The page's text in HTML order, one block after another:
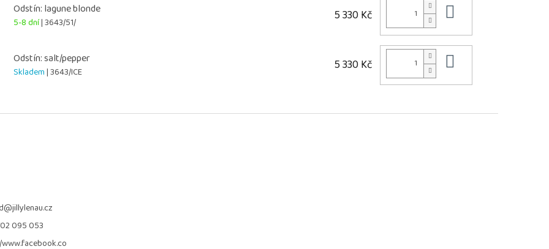
Odstín: lagune blonde
5-8 dní| 3643/51/ 5 330 Kč
Odstín: salt/pepper
Skladem| 3643/ICE 5 330 Kč
@jillylenau.cz
095 053